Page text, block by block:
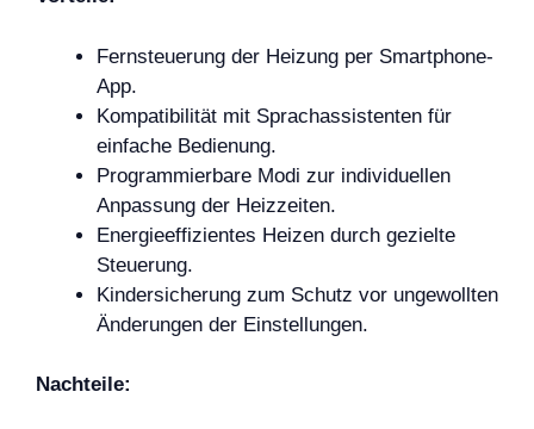
Fernsteuerung der Heizung per Smartphone-
App.
Kompatibilität mit Sprachassistenten für
einfache Bedienung.
Programmierbare Modi zur individuellen
Anpassung der Heizzeiten.
Energieeffizientes Heizen durch gezielte
Steuerung.
Kindersicherung zum Schutz vor ungewollten
Änderungen der Einstellungen.
Nachteile: